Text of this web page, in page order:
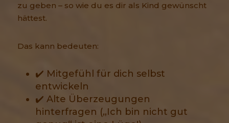
zu geben – so wie du es dir als Kind gewünscht
hättest.
Das kann bedeuten:
✔️ Mitgefühl für dich selbst
entwickeln
✔️ Alte Überzeugungen
hinterfragen („Ich bin nicht gut